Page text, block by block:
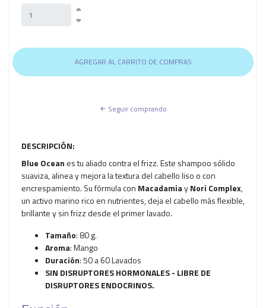
Seguir comprando
DESCRIPCIÓN:
Blue Ocean es tu aliado contra el frizz. Este shampoo sólido
suaviza, alinea y mejora la textura del cabello liso o con
encrespamiento. Su fórmula con MacadamiayNori Complex,
un activo marino rico en nutrientes, deja el cabello más flexible,
brillante y sin frizz desde el primer lavado.
Tamaño: 80 g.
Aroma: Mango
Duración: 50 a 60 Lavados
SIN DISRUPTORES HORMONALES - LIBRE DE
DISRUPTORES ENDOCRINOS.